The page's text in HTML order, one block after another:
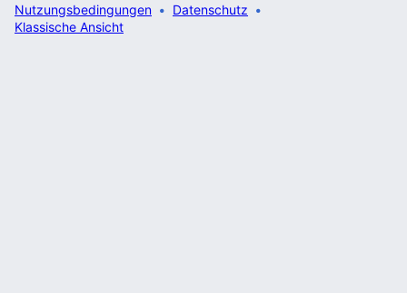
Datenschutz
Nutzungsbedingungen
Klassische Ansicht